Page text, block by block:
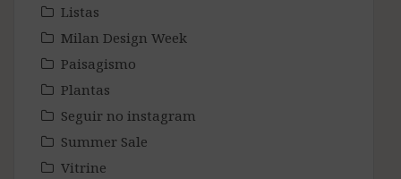
Listas
Milan Design Week
Paisagismo
Plantas
Seguir no instagram
Summer Sale
Vitrine